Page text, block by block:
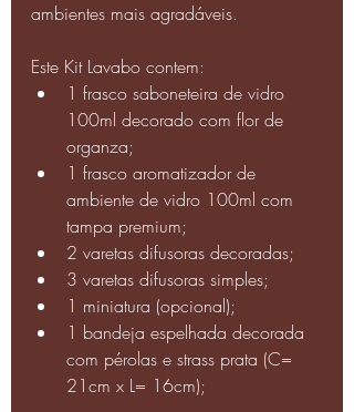
ambientes mais agradáveis.
Este Kit Lavabo contem:
1 frasco saboneteira de vidro
100ml decorado com flor de
organza;
1 frasco aromatizador de
ambiente de vidro 100ml com
tampa premium;
2 varetas difusoras decoradas;
3 varetas difusoras simples;
1 miniatura (opcional);
1 bandeja espelhada decorada
com pérolas e strass prata (C=
21cm x L= 16cm);